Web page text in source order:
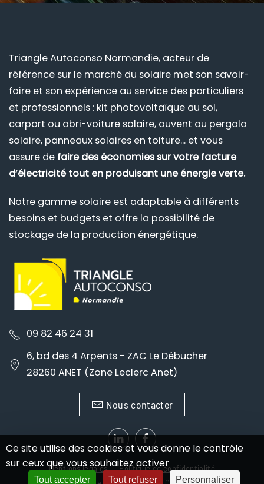
Triangle Autoconso Normandie, acteur de
référence sur le marché du solaire met son savoir-
faire et son expérience au service des particuliers
et professionnels : kit photovoltaïque au sol,
carport ou abri-voiture solaire, auvent ou pergola
solaire, panneaux solaires en toiture... et vous
assure de faire des économies sur votre facture
d’électricité tout en produisant une énergie verte.
Notre gamme solaire est adaptable à différents
besoins et budgets et offre la possibilité de
stockage de la production énergétique.
09 82 46 24 31
6, bd des 4 Arpents - ZAC Le Débucher
28260 ANET (Zone Leclerc Anet)
Nous contacter
Mentions légales
Politique de confidentialité
Ce site utilise des cookies et vous donne le contrôle
sur ceux que vous souhaitez activer
Tout accepter Tout refuser Personnaliser